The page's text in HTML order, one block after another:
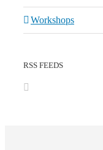
Workshops
RSS FEEDS